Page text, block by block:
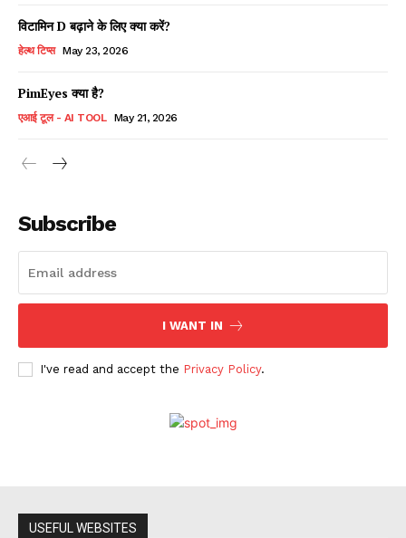
विटामिन D बढ़ाने के लिए क्या करें?
हेल्थ टिप्स May 23, 2026
PimEyes क्या है?
एआई टूल - AI TOOL May 21, 2026
Subscribe
I WANT IN
I've read and accept the Privacy Policy.
USEFUL WEBSITES